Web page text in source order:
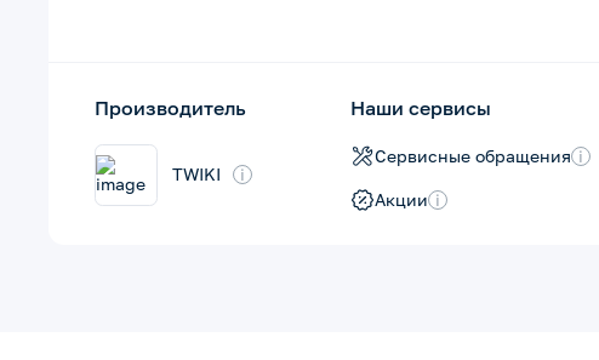
Производитель
TWIKI i
Наши сервисы
Сервисные обращения i
Акции i